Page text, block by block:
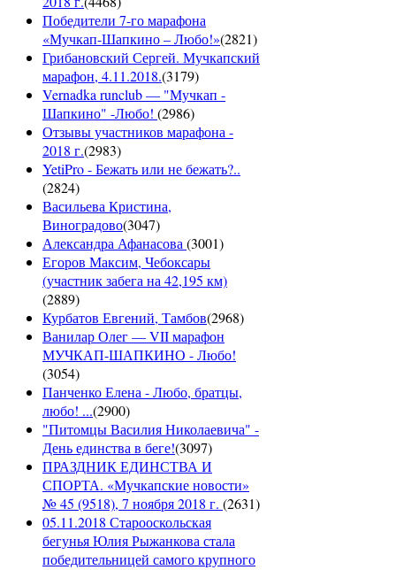
Победители 7-го марафона
«Мучкап-Шапкино – Любо!»(2821)
Грибановский Сергей. Мучкапский
марафон, 4.11.2018.(3179)
Vernadka runclub — "Мучкап -
Шапкино" -Любо! (2986)
Отзывы участников марафона -
2018 г.(2983)
YetiPro - Бежать или не бежать?..
(2824)
Васильева Кристина,
Виноградово(3047)
Александра Афанасова(3001)
Егоров Максим, Чебоксары
(участник забега на 42,195 км)
(2889)
Курбатов Евгений, Тамбов(2968)
Ванилар Олег — VII марафон
МУЧКАП-ШАПКИНО - Любо!
(3054)
Панченко Елена - Любо, братцы,
любо! ...(2900)
"Питомцы Василия Николаевича" -
День единства в беге!(3097)
ПРАЗДНИК ЕДИНСТВА И
СПОРТА. «Мучкапские новости»
№ 45 (9518), 7 ноября 2018 г. (2631)
05.11.2018 Старооскольская
бегунья Юлия Рыжанкова стала
победительницей самого крупного